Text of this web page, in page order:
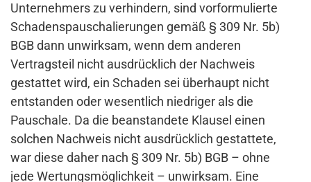
Unternehmers zu verhindern, sind vorformulierte
Schadenspauschalierungen gemäß § 309 Nr. 5b)
BGB dann unwirksam, wenn dem anderen
Vertragsteil nicht ausdrücklich der Nachweis
gestattet wird, ein Schaden sei überhaupt nicht
entstanden oder wesentlich niedriger als die
Pauschale. Da die beanstandete Klausel einen
solchen Nachweis nicht ausdrücklich gestattete,
war diese daher nach § 309 Nr. 5b) BGB – ohne
jede Wertungsmöglichkeit – unwirksam. Eine